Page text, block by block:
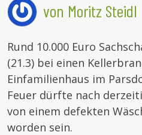
von Moritz Steidl
Rund 10.000 Euro
(21.3) bei einen
Einfamilienhaus im
Feuer dürfte nach
von einem defekten
worden sein.